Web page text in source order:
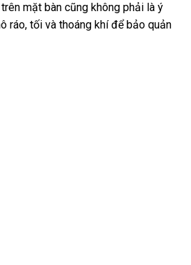
mặt bàn cũng không phải là ý
ráo, tối và thoáng khí để bảo quản